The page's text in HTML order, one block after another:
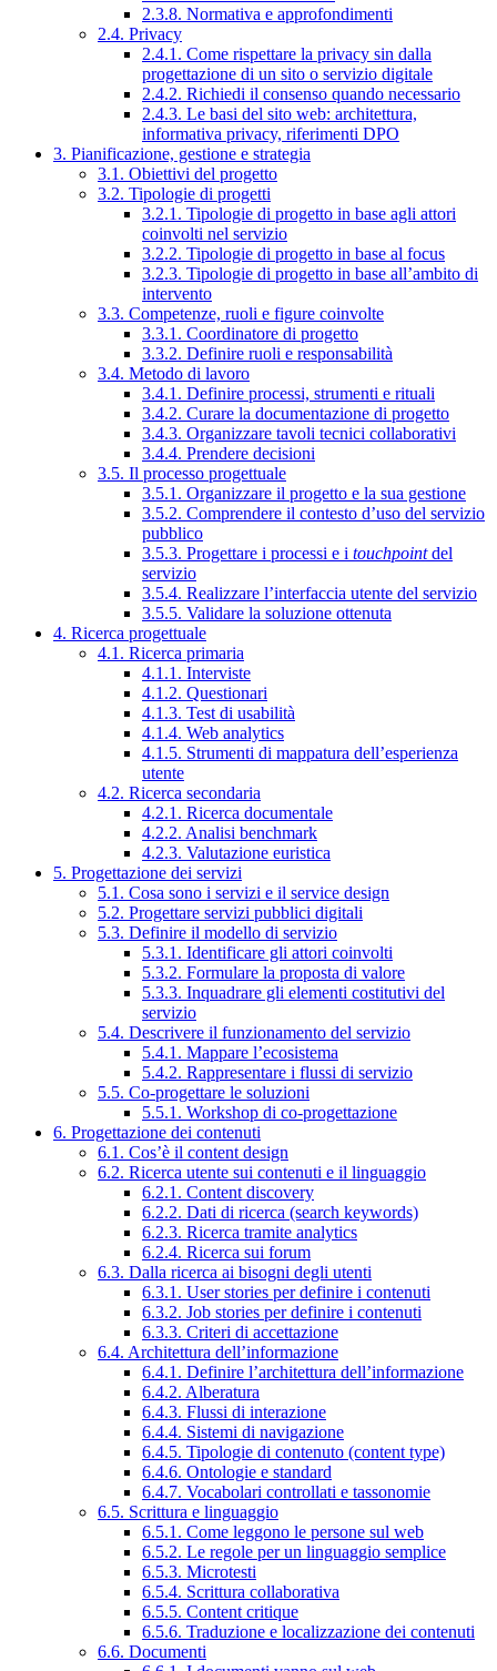
2.3.8. Normativa e approfondimenti
2.4. Privacy
2.4.1. Come rispettare la privacy sin dalla
progettazione di un sito o servizio digitale
2.4.2. Richiedi il consenso quando necessario
2.4.3. Le basi del sito web: architettura,
informativa privacy, riferimenti DPO
3. Pianificazione, gestione e strategia
3.1. Obiettivi del progetto
3.2. Tipologie di progetti
3.2.1. Tipologie di progetto in base agli attori
coinvolti nel servizio
3.2.2. Tipologie di progetto in base al focus
3.2.3. Tipologie di progetto in base all’ambito di
intervento
3.3. Competenze, ruoli e figure coinvolte
3.3.1. Coordinatore di progetto
3.3.2. Definire ruoli e responsabilità
3.4. Metodo di lavoro
3.4.1. Definire processi, strumenti e rituali
3.4.2. Curare la documentazione di progetto
3.4.3. Organizzare tavoli tecnici collaborativi
3.4.4. Prendere decisioni
3.5. Il processo progettuale
3.5.1. Organizzare il progetto e la sua gestione
3.5.2. Comprendere il contesto d’uso del servizio
pubblico
3.5.3. Progettare i processi e i touchpointdel
servizio
3.5.4. Realizzare l’interfaccia utente del servizio
3.5.5. Validare la soluzione ottenuta
4. Ricerca progettuale
4.1. Ricerca primaria
4.1.1. Interviste
4.1.2. Questionari
4.1.3. Test di usabilità
4.1.4. Web analytics
4.1.5. Strumenti di mappatura dell’esperienza
utente
4.2. Ricerca secondaria
4.2.1. Ricerca documentale
4.2.2. Analisi benchmark
4.2.3. Valutazione euristica
5. Progettazione dei servizi
5.1. Cosa sono i servizi e il service design
5.2. Progettare servizi pubblici digitali
5.3. Definire il modello di servizio
5.3.1. Identificare gli attori coinvolti
5.3.2. Formulare la proposta di valore
5.3.3. Inquadrare gli elementi costitutivi del
servizio
5.4. Descrivere il funzionamento del servizio
5.4.1. Mappare l’ecosistema
5.4.2. Rappresentare i flussi di servizio
5.5. Co-progettare le soluzioni
5.5.1. Workshop di co-progettazione
6. Progettazione dei contenuti
6.1. Cos’è il content design
6.2. Ricerca utente sui contenuti e il linguaggio
6.2.1. Content discovery
6.2.2. Dati di ricerca (search keywords)
6.2.3. Ricerca tramite analytics
6.2.4. Ricerca sui forum
6.3. Dalla ricerca ai bisogni degli utenti
6.3.1. User stories per definire i contenuti
6.3.2. Job stories per definire i contenuti
6.3.3. Criteri di accettazione
6.4. Architettura dell’informazione
6.4.1. Definire l’architettura dell’informazione
6.4.2. Alberatura
6.4.3. Flussi di interazione
6.4.4. Sistemi di navigazione
6.4.5. Tipologie di contenuto (content type)
6.4.6. Ontologie e standard
6.4.7. Vocabolari controllati e tassonomie
6.5. Scrittura e linguaggio
6.5.1. Come leggono le persone sul web
6.5.2. Le regole per un linguaggio semplice
6.5.3. Microtesti
6.5.4. Scrittura collaborativa
6.5.5. Content critique
6.5.6. Traduzione e localizzazione dei contenuti
6.6. Documenti